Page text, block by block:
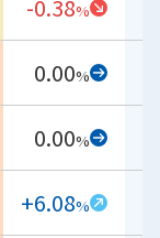
-0.38%
0.00%
0.00%
+6.08%